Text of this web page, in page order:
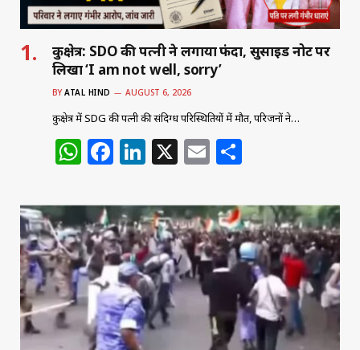
कुरुक्षेत्र: SDO की पत्नी ने लगाया फंदा, सुसाइड नोट पर
लिखा ‘I am not well, sorry’
BY ATAL HIND AUGUST 6, 2026
कुरुक्षेत्र में SDG की पत्नी की संदिग्ध परिस्थितियों में मौत, परिजनों ने…
W
at
s
A
p
p
F
c
e
b
o
o
k
Li
k
e
dI
n
X E
ai
l
ar
e